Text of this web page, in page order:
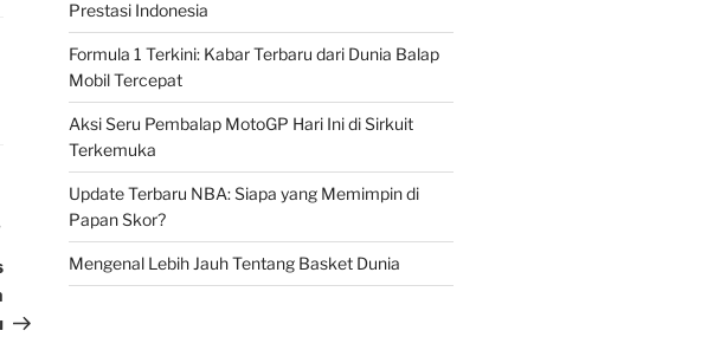
Post
Prestasi Indonesia
Formula 1 Terkini: Kabar Terbaru dari Dunia Balap
Mobil Tercepat
Aksi Seru Pembalap MotoGP Hari Ini di Sirkuit
Terkemuka
Update Terbaru NBA: Siapa yang Memimpin di
Papan Skor?
Mengenal Lebih Jauh Tentang Basket Dunia